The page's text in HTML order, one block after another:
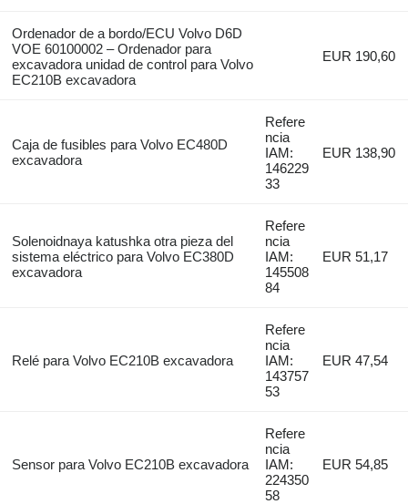
Ordenador de a bordo/ECU Volvo D6D
VOE 60100002 – Ordenador para
excavadora unidad de control para Volvo
EC210B excavadora
EUR 190,60
Caja de fusibles para Volvo EC480D
excavadora
Refere
ncia
IAM:
146229
33
EUR 138,90
Solenoidnaya katushka otra pieza del
sistema eléctrico para Volvo EC380D
excavadora
Refere
ncia
IAM:
145508
84
EUR 51,17
Relé para Volvo EC210B excavadora
Refere
ncia
IAM:
143757
53
EUR 47,54
Sensor para Volvo EC210B excavadora
Refere
ncia
IAM:
224350
58
EUR 54,85